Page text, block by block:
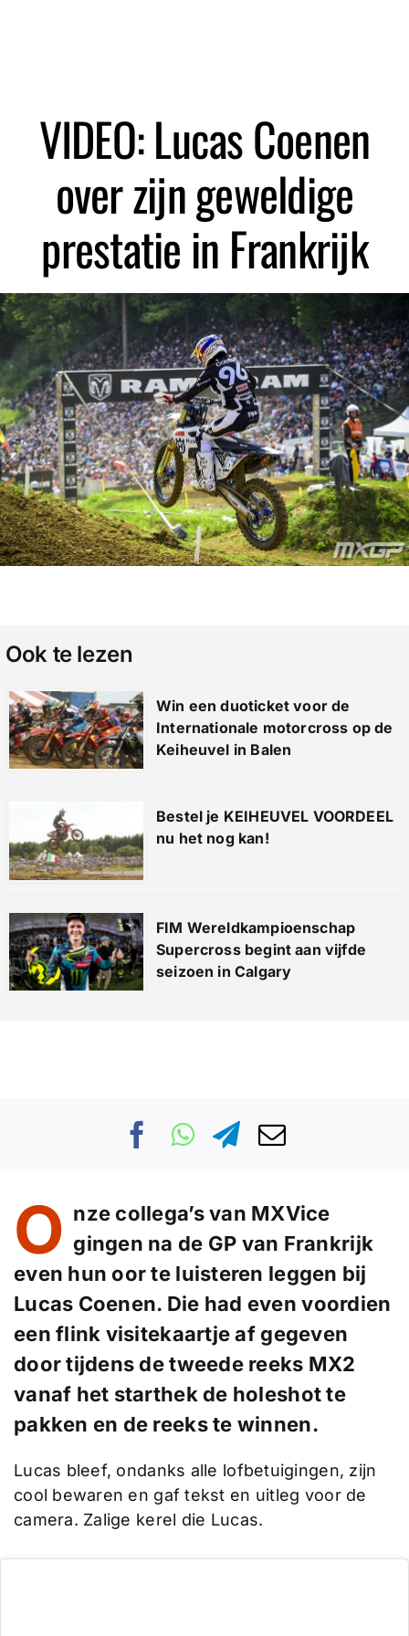
VIDEO: Lucas Coenen
over zijn geweldige
prestatie in Frankrijk
Ook te lezen
Win een duoticket voor de
Internationale motorcross op de
Keiheuvel in Balen
Bestel je KEIHEUVEL VOORDEEL
nu het nog kan!
FIM Wereldkampioenschap
Supercross begint aan vijfde
seizoen in Calgary
O nze collega’s van MXVice
gingen na de GP van Frankrijk
even hun oor te luisteren leggen bij
Lucas Coenen. Die had even voordien
een flink visitekaartje af gegeven
door tijdens de tweede reeks MX2
vanaf het starthek de holeshot te
pakken en de reeks te winnen.
Lucas bleef, ondanks alle lofbetuigingen, zijn
cool bewaren en gaf tekst en uitleg voor de
camera. Zalige kerel die Lucas.